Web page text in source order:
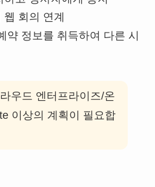
회의 연계
약 정보를 취득하여 다른 시
우드 엔터프라이즈/온
이상의 계획이 필요합